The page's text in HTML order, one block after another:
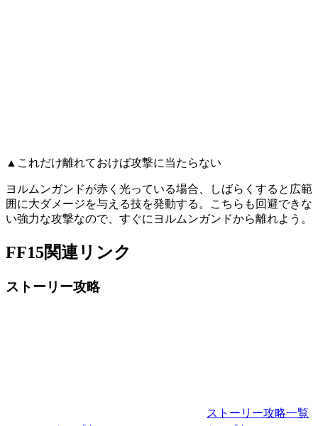
▲これだけ離れておけば攻撃に当たらない
ヨルムンガンドが赤く光っている場合、しばらくすると広範
囲に大ダメージを与える技を発動する。こちらも回避できな
い強力な攻撃なので、すぐにヨルムンガンドから離れよう。
FF15関連リンク
ストーリー攻略
ストーリー攻略一覧